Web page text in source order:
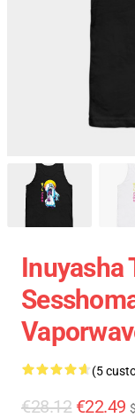
Inuyasha
(5
€28.12 €22.49